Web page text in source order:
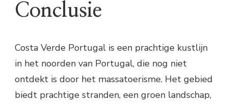
Conclusie
Costa Verde Portugal is een prachtige kustlijn
in het noorden van Portugal, die nog niet
ontdekt is door het massatoerisme. Het gebied
biedt prachtige stranden, een groen landschap,